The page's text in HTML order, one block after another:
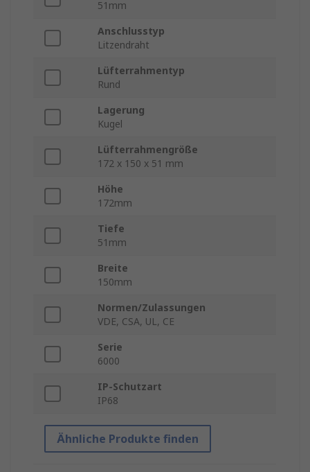
51mm
Anschlusstyp
Litzendraht
Lüfterrahmentyp
Rund
Lagerung
Kugel
Lüfterrahmengröße
172 x 150 x 51 mm
Höhe
172mm
Tiefe
51mm
Breite
150mm
Normen/Zulassungen
VDE, CSA, UL, CE
Serie
6000
IP-Schutzart
IP68
Ähnliche Produkte finden